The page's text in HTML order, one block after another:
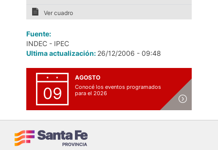
Ver cuadro
Fuente:
INDEC - IPEC
Ultima actualización: 26/12/2006 - 09:48
09
AGOSTO
Conocé los eventos programados
para el 2026